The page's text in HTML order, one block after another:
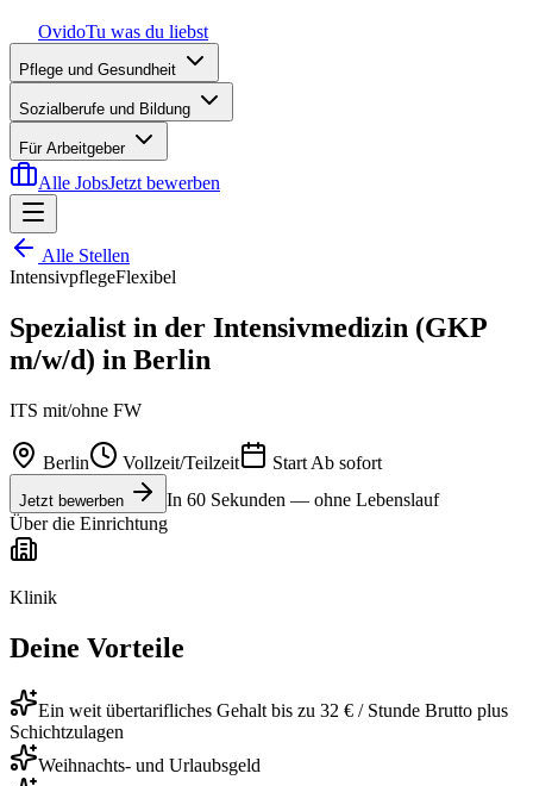
OvidoTu was du liebst
Pflege und Gesundheit
Sozialberufe und Bildung
Für Arbeitgeber
Alle JobsJetzt bewerben
Alle Stellen
IntensivpflegeFlexibel
Spezialist in der Intensivmedizin (GKP
m/w/d) in Berlin
ITS mit/ohne FW
Berlin Vollzeit/Teilzeit Start Ab sofort
Jetzt bewerben
In 60 Sekunden — ohne Lebenslauf
Über die Einrichtung
Klinik
Deine Vorteile
Ein weit übertarifliches Gehalt bis zu 32 € / Stunde Brutto plus
Schichtzulagen
Weihnachts- und Urlaubsgeld